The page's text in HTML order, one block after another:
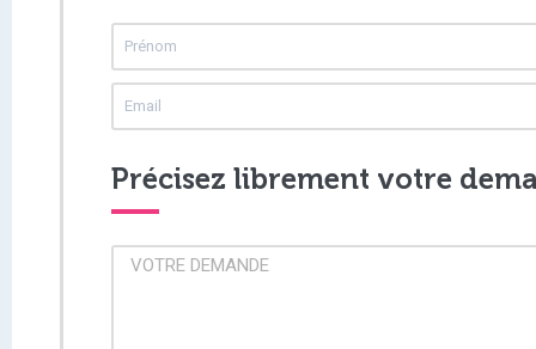
Précisez librement votre